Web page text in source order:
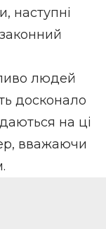
наступні
людей
досконало
на ці
вважаючи